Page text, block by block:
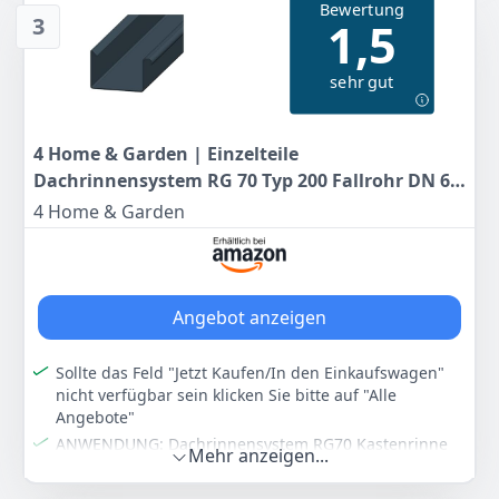
Aufbau: schnell und einfach ohne Werkzeug dank
Stecksystem in 15 Minuten
Abmessungen: 68 x 39 x 173cm
Farbe Gewicht
Keter 10,7 kg
6995 €
UVP:
Anzeigen
3
Bewertung
1,5
sehr gut
4 Home & Garden | Einzelteile
Dachrinnensystem RG 70 Typ 200 Fallrohr DN 60
| Kunststoff PVC Anthrazit | Verbinder Stutzen
Rinnenhalter (Dachrinne 100cm)
4 Home & Garden
Angebot anzeigen
Sollte das Feld "Jetzt Kaufen/In den Einkaufswagen"
nicht verfügbar sein klicken Sie bitte auf "Alle
Angebote"
ANWENDUNG: Dachrinnensystem RG70 Kastenrinne
speziell für kleiner Dachflächen - Ideal für
Gartenhäuser, Carports oder Anbauten
Mehr anzeigen...